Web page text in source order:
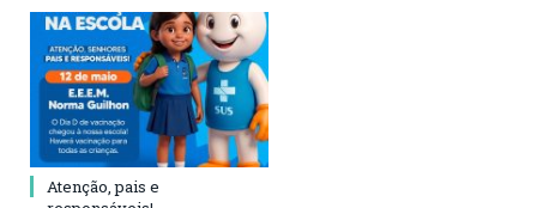
Atenção, pais e